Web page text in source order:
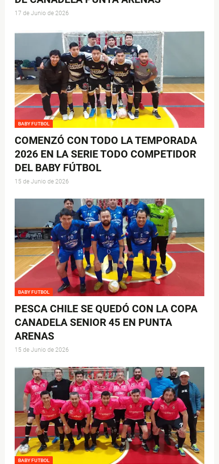
17 de Junio de 2026
BABY FUTBOL
COMENZÓ CON TODO LA TEMPORADA
2026 EN LA SERIE TODO COMPETIDOR
DEL BABY FÚTBOL
15 de Junio de 2026
BABY FUTBOL
PESCA CHILE SE QUEDÓ CON LA COPA
CANADELA SENIOR 45 EN PUNTA
ARENAS
15 de Junio de 2026
BABY FUTBOL